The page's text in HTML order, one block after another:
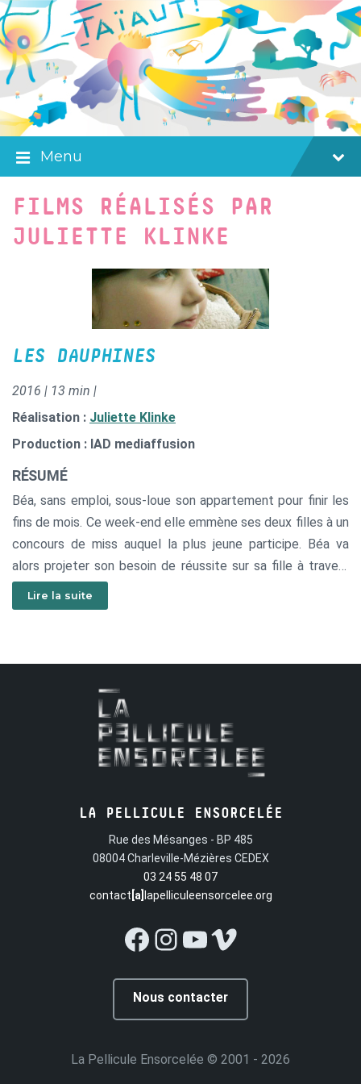
Skip
to
content
Skip
to
main
navigation
Skip
to
footer
Menu
FILMS RÉALISÉS PAR
JULIETTE KLINKE
LES DAUPHINES
2016 | 13 min |
Réalisation : Juliette Klinke
Production : IAD mediaffusion
RÉSUMÉ
Béa, sans emploi, sous-loue son appartement pour finir les
fins de mois. Ce week-end elle emmène ses deux filles à un
concours de miss auquel la plus jeune participe. Béa va
alors projeter son besoin de réussite sur sa fille à travers
ce concours.
Lire la suite
LA PELLICULE ENSORCELÉE
Rue des Mésanges - BP 485
08004 Charleville-Mézières CEDEX
03 24 55 48 07
contact [a] lapelliculeensorcelee.org
Facebook
Instagram
YouTube
Vimeo
Nous contacter
La Pellicule Ensorcelée © 2001 - 2026